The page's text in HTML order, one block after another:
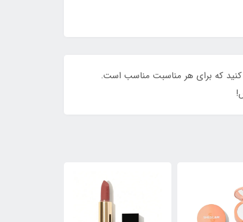
کنید که برای هر مناسبت مناسب است.